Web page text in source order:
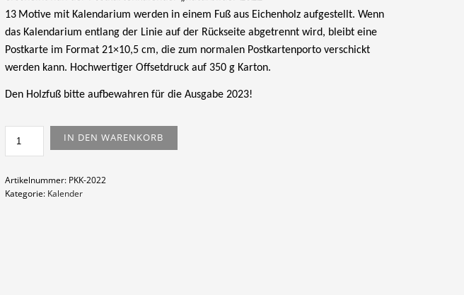
13 Motive mit Kalendarium werden in einem Fuß aus Eichenholz aufgestellt.Wenn
das Kalendarium entlang der Linie auf der Rückseite abgetrennt wird, bleibt eine
Postkarte im Format 21×10,5 cm, die zum normalen Postkartenporto verschickt
werden kann. Hochwertiger Offsetdruck auf 350 g Karton.
Den Holzfuß bitte aufbewahren für die Ausgabe 2023!
NATURBILDER
2022
POSTKARTENKALENDER
MENGE
IN DEN WARENKORB
Artikelnummer: PKK-2022
Kategorie: Kalender